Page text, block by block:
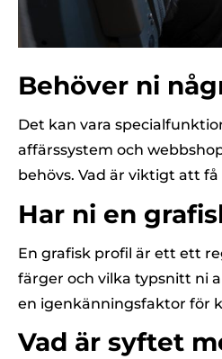
Behöver ni
Det kan vara
affärssystem och
behövs. Vad är viktigt att
Har ni en
En grafisk profil är ett ett
färger och vilka typsnitt ni
en igenkänningsfaktor för
Vad är syftet